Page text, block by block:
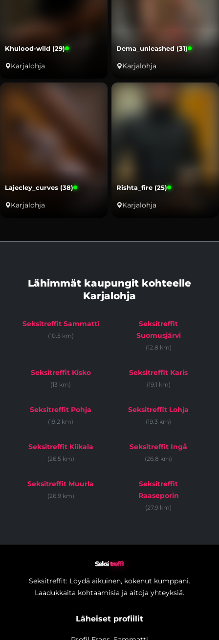
Khulood-wild (29)
Karjalohja
Dema_unleashed (31)
Karjalohja
Lajecley_curves (38)
Karjalohja
Rishta_fire (25)
Karjalohja
Lähimmät kaupungit kohteelle
Karjalohja
Seksitreffit Sammatti
(10.5 km)
Seksitreffit
Suomusjärvi
(12.8 km)
Seksitreffit Kisko
(13 km)
Seksitreffit Karis
(19.1 km)
Seksitreffit Pohja
(19.2 km)
Seksitreffit Lohja
(19.3 km)
Seksitreffit Kiikala
(26.5 km)
Seksitreffit Ingå
(26.8 km)
Seksitreffit Muurla
(26.9 km)
Seksitreffit
Raaseporin
(27.9 km)
Seksitreffit
Seksitreffit: Löydä aikuinen, kokenut kumppani.
Laadukkaita kohtaamisia ja aitoja yhteyksiä.
Läheiset profiilit